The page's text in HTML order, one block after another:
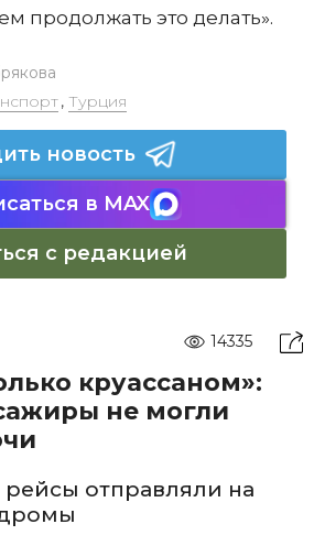
продолжать это делать».
, Турция
новость
в MAX
с редакцией
14335
круассаном»:
не могли
рейсы отправляли на